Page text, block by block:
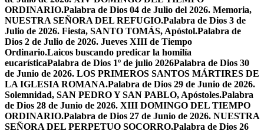
ORDINARIO.Palabra de Dios 04 de Julio del 2026. Memoria,
NUESTRA SEÑORA DEL REFUGIO.Palabra de Dios 3 de
Julio de 2026. Fiesta, SANTO TOMÁS, Apóstol.Palabra de
Dios 2 de Julio de 2026. Jueves XIII de Tiempo
Ordinario.Laicos buscando predicar la homilía
eucarísticaPalabra de Dios 1º de julio 2026Palabra de Dios 30
de Junio de 2026. LOS PRIMEROS SANTOS MÁRTIRES DE
LA IGLESIA ROMANA.Palabra de Dios 29 de Junio de 2026.
Solemnidad, SAN PEDRO Y SAN PABLO, Apóstoles.Palabra
de Dios 28 de Junio de 2026. XIII DOMINGO DEL TIEMPO
ORDINARIO.Palabra de Dios 27 de Junio de 2026. NUESTRA
SEÑORA DEL PERPETUO SOCORRO.Palabra de Dios 26